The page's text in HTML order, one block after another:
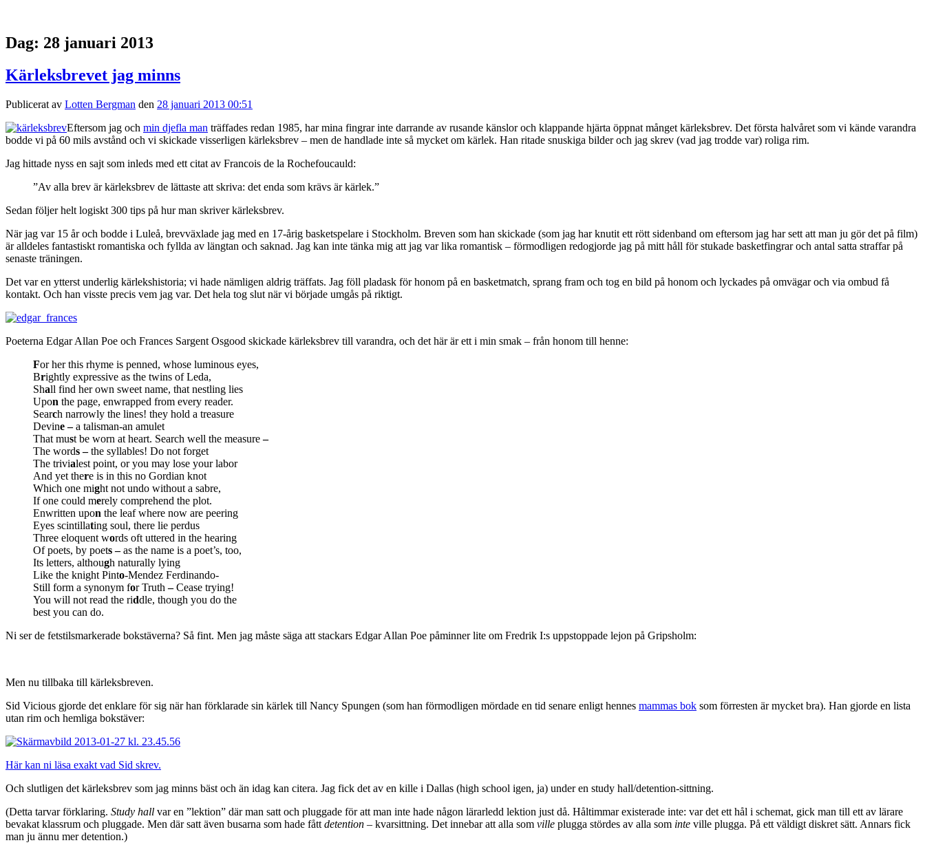
Dag: 28 januari 2013
Kärleksbrevet jag minns
Publicerat av Lotten Bergman den 28 januari 2013 00:51
Eftersom jag och min djefla man träffades redan 1985, har mina fingrar inte darrande av rusande känslor och klappande hjärta öppnat månget kärleksbrev. Det första halvåret som vi kände varandra
bodde vi på 60 mils avstånd och vi skickade visserligen kärleksbrev – men de handlade inte så mycket om kärlek. Han ritade snuskiga bilder och jag skrev (vad jag trodde var) roliga rim.
Jag hittade nyss en sajt som inleds med ett citat av Francois de la Rochefoucauld:
”Av alla brev är kärleksbrev de lättaste att skriva: det enda som krävs är kärlek.”
Sedan följer helt logiskt 300 tips på hur man skriver kärleksbrev.
När jag var 15 år och bodde i Luleå, brevväxlade jag med en 17-årig basketspelare i Stockholm. Breven som han skickade (som jag har knutit ett rött sidenband om eftersom jag har sett att man ju gör det på film)
är alldeles fantastiskt romantiska och fyllda av längtan och saknad. Jag kan inte tänka mig att jag var lika romantisk – förmodligen redogjorde jag på mitt håll för stukade basketfingrar och antal satta straffar på
senaste träningen.
Det var en ytterst underlig kärlekshistoria; vi hade nämligen aldrig träffats. Jag föll pladask för honom på en basketmatch, sprang fram och tog en bild på honom och lyckades på omvägar och via ombud få
kontakt. Och han visste precis vem jag var. Det hela tog slut när vi började umgås på riktigt.
Poeterna Edgar Allan Poe och Frances Sargent Osgood skickade kärleksbrev till varandra, och det här är ett i min smak – från honom till henne:
For her this rhyme is penned, whose luminous eyes,
Brightly expressive as the twins of Leda,
Shall find her own sweet name, that nestling lies
Upon the page, enwrapped from every reader.
Search narrowly the lines! they hold a treasure
Devine–a talisman-an amulet
That must be worn at heart. Search well the measure–
The words –the syllables! Do not forget
The trivialest point, or you may lose your labor
And yet there is in this no Gordian knot
Which one might not undo without a sabre,
If one could merely comprehend the plot.
Enwritten upon the leaf where now are peering
Eyes scintillating soul, there lie perdus
Three eloquent words oft uttered in the hearing
Of poets, by poets–as the name is a poet’s, too,
Its letters, although naturally lying
Like the knight Pinto-Mendez Ferdinando-
Still form a synonym for Truth –Cease trying!
You will not read the riddle, though you do the
best you can do.
Ni ser de fetstilsmarkerade bokstäverna? Så fint. Men jag måste säga att stackars Edgar Allan Poe påminner lite om Fredrik I:s uppstoppade lejon på Gripsholm:
Men nu tillbaka till kärleksbreven.
Sid Vicious gjorde det enklare för sig när han förklarade sin kärlek till Nancy Spungen (som han förmodligen mördade en tid senare enligt hennes mammas bok som förresten är mycket bra). Han gjorde en lista
utan rim och hemliga bokstäver:
Här kan ni läsa exakt vad Sid skrev.
Och slutligen det kärleksbrev som jag minns bäst och än idag kan citera. Jag fick det av en kille i Dallas (high school igen, ja) under en study hall/detention-sittning.
(Detta tarvar förklaring. Study hall var en ”lektion” där man satt och pluggade för att man inte hade någon lärarledd lektion just då. Håltimmar existerade inte: var det ett hål i schemat, gick man till ett av lärare
bevakat klassrum och pluggade. Men där satt även busarna som hade fått detention – kvarsittning. Det innebar att alla som ville plugga stördes av alla som inte ville plugga. På ett väldigt diskret sätt. Annars fick
man ju ännu mer detention.)